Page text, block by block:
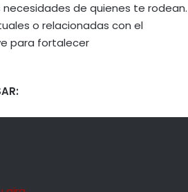
de quienes te rodean.
o relacionadas con el
para fortalecer